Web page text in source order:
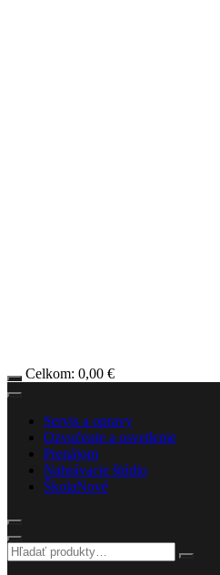
Celkom: 0,00 €
Servis a opravy
Ozvučenie a osvetlenie
Prenájom
Nahrávacie štúdio
ŠkolaNové